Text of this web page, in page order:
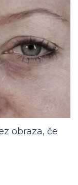
obraza, če